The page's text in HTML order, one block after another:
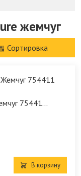
жемчуг
Сортировка
75441...
В корзину